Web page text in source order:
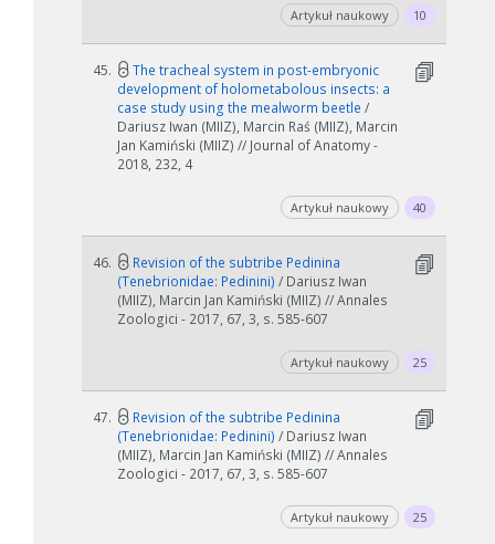
Artykuł naukowy 10
45.
The tracheal system in post-embryonic
development of holometabolous insects: a
case study using the mealworm beetle /
Dariusz Iwan (MIIZ), Marcin Raś (MIIZ), Marcin
Jan Kamiński (MIIZ) // Journal of Anatomy -
2018, 232, 4
Artykuł naukowy 40
46.
Revision of the subtribe Pedinina
(Tenebrionidae: Pedinini) / Dariusz Iwan
(MIIZ), Marcin Jan Kamiński (MIIZ) // Annales
Zoologici - 2017, 67, 3, s. 585-607
Artykuł naukowy 25
47.
Revision of the subtribe Pedinina
(Tenebrionidae: Pedinini) / Dariusz Iwan
(MIIZ), Marcin Jan Kamiński (MIIZ) // Annales
Zoologici - 2017, 67, 3, s. 585-607
Artykuł naukowy 25